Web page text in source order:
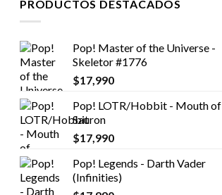
PRODUCTOS DESTACADOS
Pop! Master of the Universe -
Skeletor #1776
$17,990
Pop! LOTR/Hobbit - Mouth of
Sauron
$17,990
Pop! Legends - Darth Vader
(Infinities)